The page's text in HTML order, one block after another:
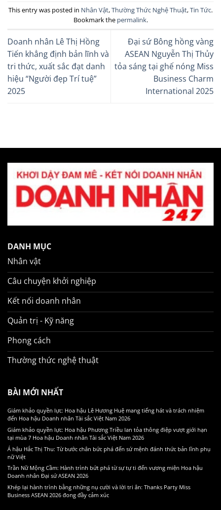
This entry was posted in Nhân Vật,Thường Thức Nghệ Thuật,Tin Tức.
Bookmark the permalink.
Doanh nhân Lê Thị Hồng
Tiến khẳng định bản lĩnh và
tri thức, xuất sắc đạt danh
hiệu “Người đẹp Trí tuệ”
2025
Đại sứ Bông hồng vàng
ASEAN Nguyễn Thị Thủy
tỏa sáng tại ghế nóng Miss
Business Charm
International 2025
DANH MỤC
Nhân vật
Câu chuyện khởi nghiệp
Kết nối doanh nhân
Quản trị - Kỹ năng
Phong cách
Thường thức nghệ thuật
BÀI MỚI NHẤT
Giám khảo quyền lực: Hoa hậu Lê Hương Huệ mang tiếng hát và trách nhiệm
đến Hoa hậu Doanh nhân Tài sắc Việt Nam 2026
Giám khảo quyền lực: Hoa hậu Phương Triều lan tỏa thông điệp vượt giới hạn
tại mùa 7 Hoa hậu Doanh nhân Tài sắc Việt Nam 2026
Á hậu Hắc Thị Thu: Từ bước chân bức phá đến sứ mệnh đánh thức bản lĩnh phụ
nữ Việt
Trần Nữ Mộng Cầm: Hành trình bứt phá từ sự tự ti đến vương miện Hoa hậu
Doanh nhân Đại sứ ASEAN 2026
Khép lại hành trình bằng những nụ cười và lời tri ân: Thanks Party Miss
Business ASEAN 2026 đong đầy cảm xúc